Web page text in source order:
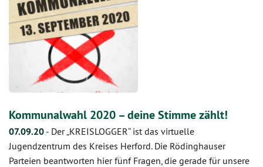
Kommunalwahl 2020 – deine Stimme zählt!
07.09.20 - Der „KREISLOGGER“ ist das virtuelle
Jugendzentrum des Kreises Herford. Die Rödinghauser
Parteien beantworten hier fünf Fragen, die gerade für unsere